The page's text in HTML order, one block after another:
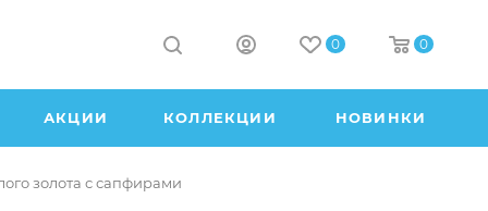
0 0
АКЦИИ КОЛЛЕКЦИИ НОВИНКИ
золота с сапфирами